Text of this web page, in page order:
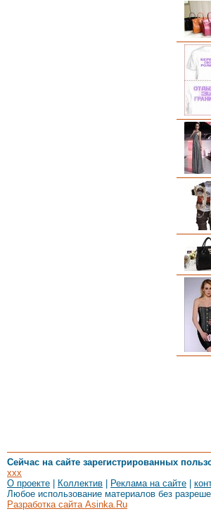
Сейчас на сайте зарегистрированных
xxx
О проекте
Коллектив Реклама на сайте
Любое использование материалов без
Разработка сайта Asinka.Ru